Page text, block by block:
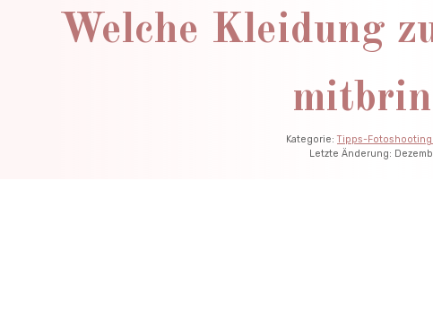
Welche Kleidung
Kategorie: Tipps-Fotoshooting
Letzte Änderung: